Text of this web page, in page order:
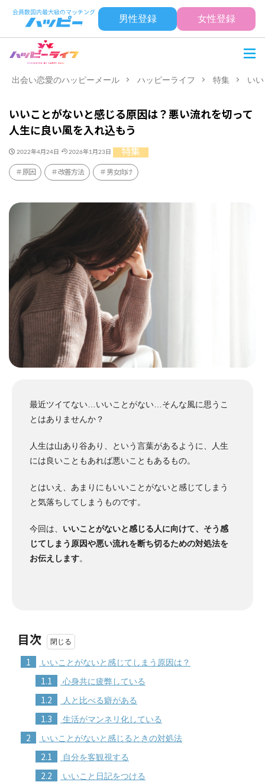
男性登録 女性登録
出会い恋愛のハッピーメール ハッピーライフ 特集 い
いいことがないと感じる原因は？悪い流れを切って
人生に良い風を入れ込もう
2022年4月24日 2026年1月23日 特集
原因 改善方法 男女向け
最近ツイてない…いいことがない…そんな風に思うこ
とはありませんか？
人生は山あり谷あり、という言葉があるように、人生
には良いこともあれば悪いこともあるもの。
とはいえ、あまりにもいいことがないと感じてしまう
と気落ちしてしまうものです。
今回は、 いいことがないと感じる人に向けて、そう感
じてしまう原因や悪い流れを断ち切るための対処法を
お伝えします。
目次
1 いいことがないと感じてしまう原因は？
1.1 心身共に疲弊している
1.2 人と比べる癖がある
1.3 生活がマンネリ化している
2 いいことがないと感じるときの対処法
2.1 自分を客観視する
2.2 いいこと日記をつける